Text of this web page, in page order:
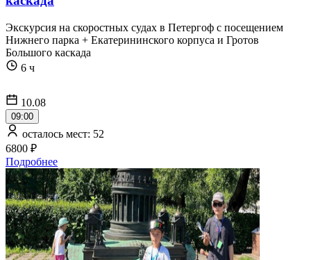
Экскурсия на скоростных судах в Петергоф с посещением
Нижнего парка + Екатерининского корпуса и Гротов
Большого каскада
6 ч
10.08
09:00
осталось мест: 52
6800 ₽
Подробнее